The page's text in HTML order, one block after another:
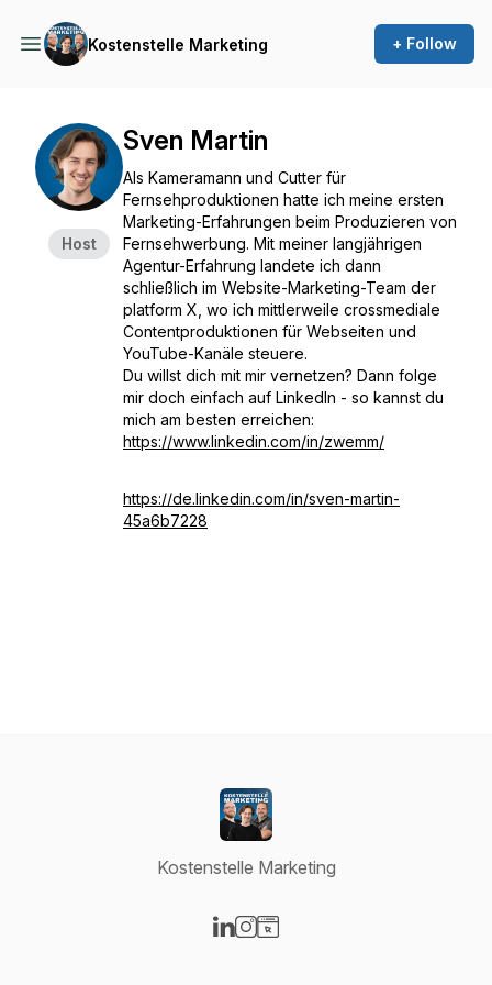
Kostenstelle Marketing + Follow
Host
Sven Martin
Als Kameramann und Cutter für
Fernsehproduktionen hatte ich meine ersten
Marketing-Erfahrungen beim Produzieren von
Fernsehwerbung. Mit meiner langjährigen
Agentur-Erfahrung landete ich dann
schließlich im Website-Marketing-Team der
platform X, wo ich mittlerweile crossmediale
Contentproduktionen für Webseiten und
YouTube-Kanäle steuere.
Du willst dich mit mir vernetzen? Dann folge
mir doch einfach auf LinkedIn - so kannst du
mich am besten erreichen:
https://www.linkedin.com/in/zwemm/
https://de.linkedin.com/in/sven-martin-
45a6b7228
Kostenstelle Marketing